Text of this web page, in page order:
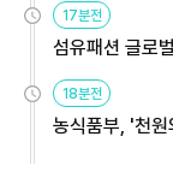
17분전
섬유패션 글로
18분전
농식품부, '천